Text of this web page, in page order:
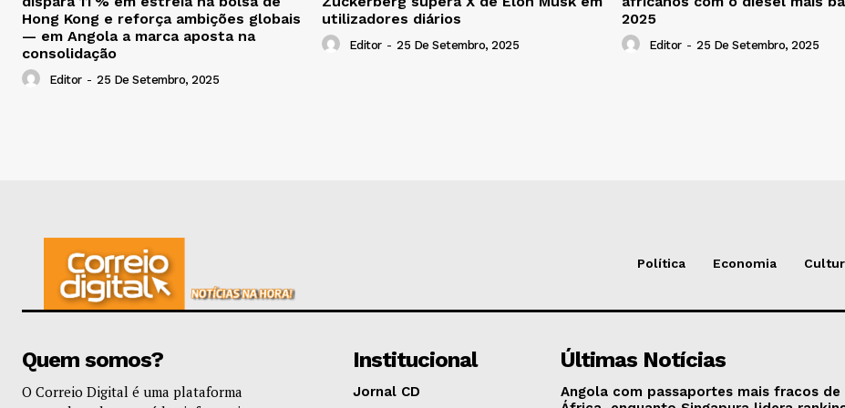
Hong Kong e reforça ambições globais
— em Angola a marca aposta na
consolidação
Editor - 25 De Setembro, 2025
utilizadores diários
Editor - 25 De Setembro, 2025
2025
Editor - 25 De Setembro, 2025
Política Economia
Quem somos?
O Correio Digital é uma plataforma
Institucional
Jornal CD
Últimas Notícias
Angola com passaportes mais fracos de